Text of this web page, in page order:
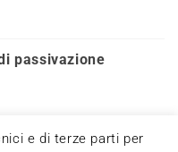
passivazione
e di terze parti per